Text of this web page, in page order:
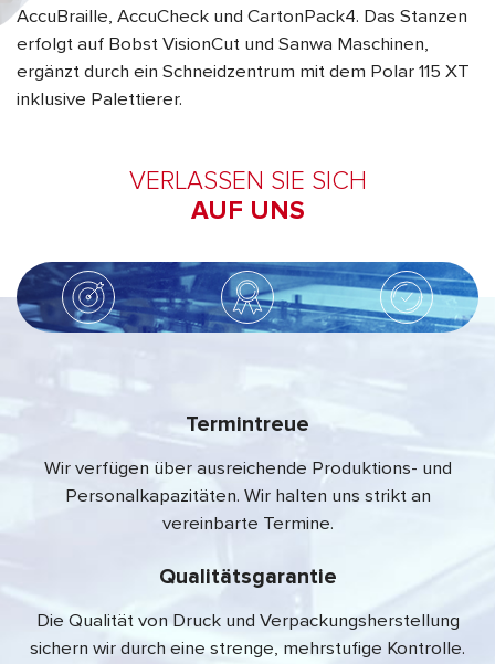
AccuBraille, AccuCheck und CartonPack4. Das Stanzen
erfolgt auf Bobst VisionCut und Sanwa Maschinen,
ergänzt durch ein Schneidzentrum mit dem Polar 115 XT
inklusive Palettierer.
VERLASSEN SIE SICH
AUF UNS
Termintreue
Wir verfügen über ausreichende Produktions- und
Personalkapazitäten. Wir halten uns strikt an
vereinbarte Termine.
Qualitätsgarantie
Die Qualität von Druck und Verpackungsherstellung
sichern wir durch eine strenge, mehrstufige Kontrolle.